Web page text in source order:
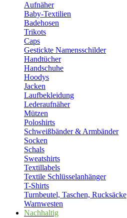
Aufnäher
Baby-Textilien
Badehosen
Trikots
Caps
Gestickte Namensschilder
Handtücher
Handschuhe
Hoodys
Jacken
Laufbekleidung
Lederaufnäher
Mützen
Poloshirts
Schweißbänder & Armbänder
Socken
Schals
Sweatshirts
Textillabels
Textile Schlüsselanhänger
T-Shirts
Turnbeutel, Taschen, Rucksäcke
Warnwesten
Nachhaltig